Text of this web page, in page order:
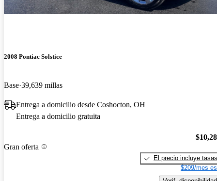
2008 Pontiac Solstice
Base 39,639 millas
Entrega a domicilio desde Coshocton, OH
Entrega a domicilio gratuita
Gran oferta
El precio incluye tasas
$209/mes